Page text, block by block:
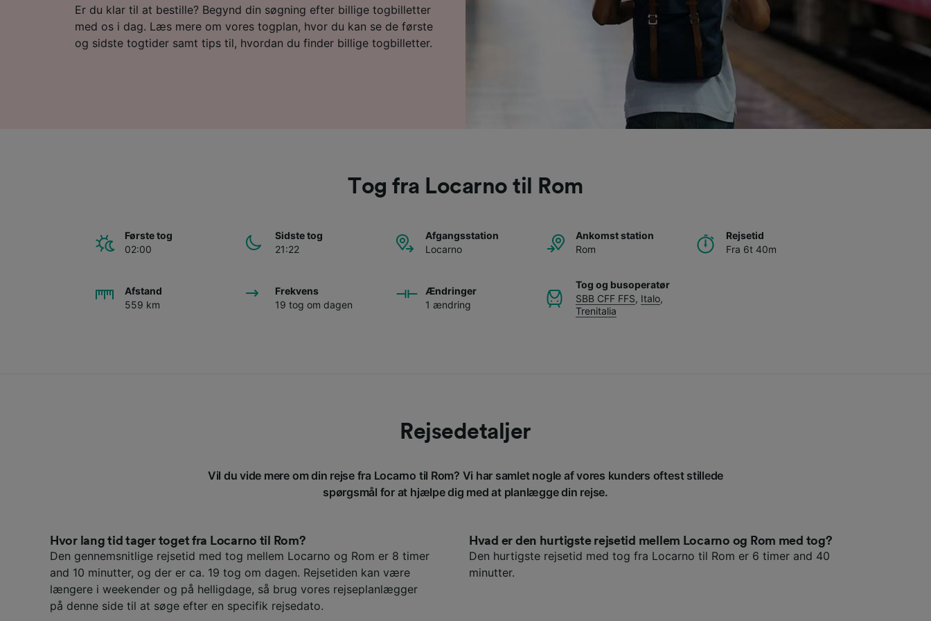
Er du klar til at bestille? Begynd din søgning efter billige togbilletter
med os i dag. Læs mere om vores togplan, hvor du kan se de første
og sidste togtider samt tips til, hvordan du finder billige togbilletter.
Tog fra Locarno til Rom
Første tog
02:00
Sidste tog
21:22
Afgangsstation
Locarno
Ankomst station
Rom
Rejsetid
Fra 6t 40m
Afstand
559 km
Frekvens
19 tog om dagen
Ændringer
1 ændring
Tog og busoperatør
SBB CFF FFS, Italo,
Trenitalia
Rejsedetaljer
Vil du vide mere om din rejse fra Locarno til Rom? Vi har samlet nogle af vores kunders oftest stillede
spørgsmål for at hjælpe dig med at planlægge din rejse.
Hvor lang tid tager toget fra Locarno til Rom?
Den gennemsnitlige rejsetid med tog mellem Locarno og Rom er 8 timer
and 10 minutter, og der er ca. 19 tog om dagen. Rejsetiden kan være
længere i weekender og på helligdage, så brug vores rejseplanlægger
på denne side til at søge efter en specifik rejsedato.
Hvad er den hurtigste rejsetid mellem Locarno og Rom med tog?
Den hurtigste rejsetid med tog fra Locarno til Rom er 6 timer and 40
minutter.